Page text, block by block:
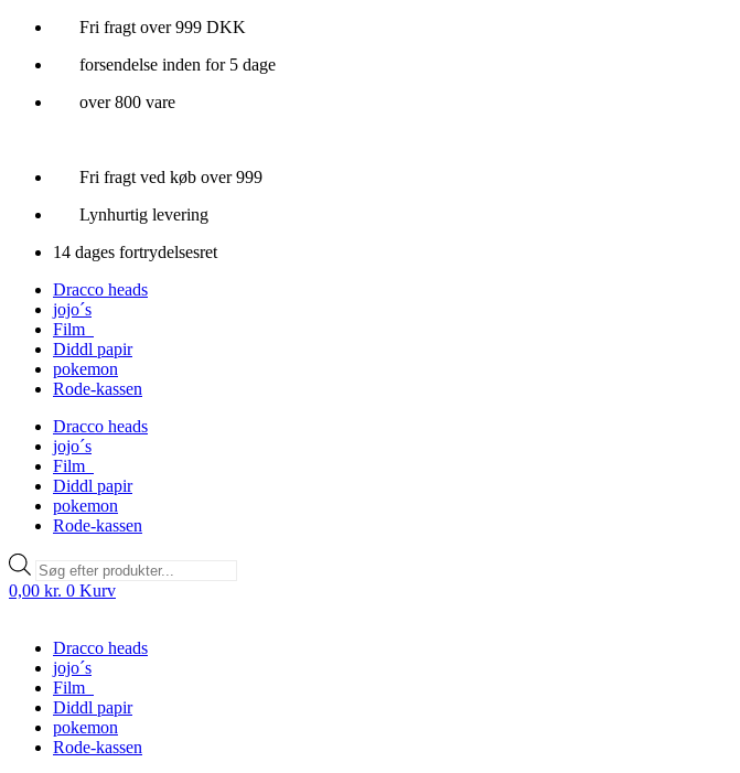
Videre
indhold
Fri fragt over 999 DKK
forsendelse inden for 5 dage
over 800 vare
Fri fragt ved køb over 999
Lynhurtig levering
14 dages fortrydelsesret
Dracco heads
jojo´s
Film
Diddl papir
pokemon
Rode-kassen
Dracco heads
jojo´s
Film
Diddl papir
pokemon
Rode-kassen
Products
search
0,00 kr. 0 Kurv
Dracco heads
jojo´s
Film
Diddl papir
pokemon
Rode-kassen